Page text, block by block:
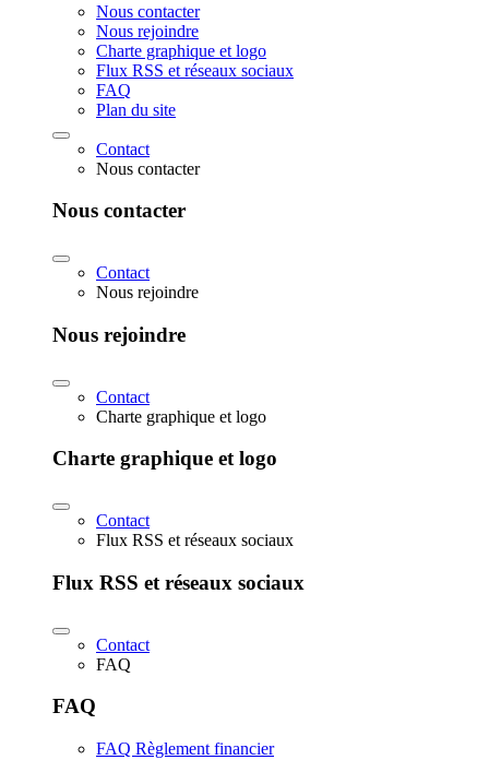
Nous contacter
Nous rejoindre
Charte graphique et logo
Flux RSS et réseaux sociaux
FAQ
Plan du site
Contact
Nous contacter
Nous contacter
Contact
Nous rejoindre
Nous rejoindre
Contact
Charte graphique et logo
Charte graphique et logo
Contact
Flux RSS et réseaux sociaux
Flux RSS et réseaux sociaux
Contact
FAQ
FAQ
FAQ Règlement financier